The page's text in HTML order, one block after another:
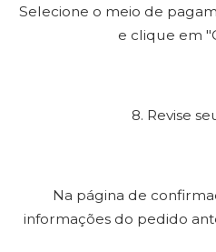
Selecione o meio de
e clique em
8. Revise
Na página de
informações do pedido